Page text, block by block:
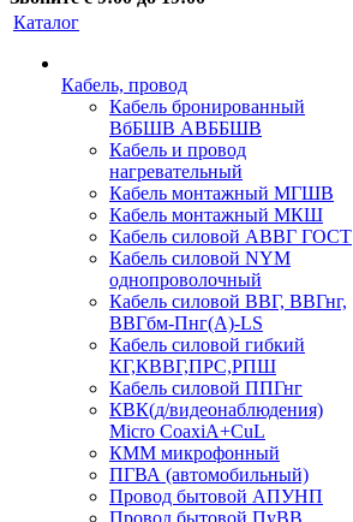
Каталог
Кабель, провод
Кабель бронированный
ВбБШВ АВББШВ
Кабель и провод
нагревательный
Кабель монтажный МГШВ
Кабель монтажный МКШ
Кабель силовой АВВГ ГОСТ
Кабель силовой NYM
однопроволочный
Кабель силовой ВВГ, ВВГнг,
ВВГбм-Пнг(А)-LS
Кабель силовой гибкий
КГ,КВВГ,ПРС,РПШ
Кабель силовой ППГнг
КВК(д/видеонаблюдения)
Micro CoaxiA+CuL
КММ микрофонный
ПГВА (автомобильный)
Провод бытовой АПУНП